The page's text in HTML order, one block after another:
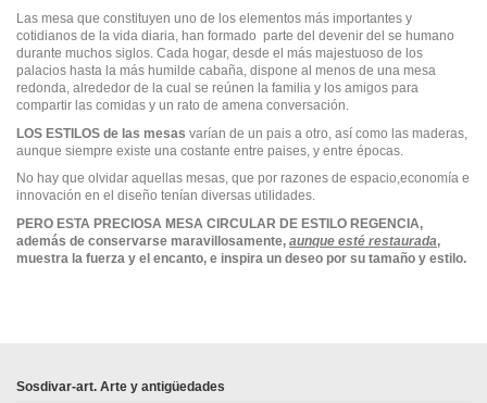
Las mesa que constituyen uno de los elementos más importantes y
cotidianos de la vida diaria, han formado parte del devenir del se humano
durante muchos siglos. Cada hogar, desde el más majestuoso de los
palacios hasta la más humilde cabaña, dispone al menos de una mesa
redonda, alrededor de la cual se reúnen la familia y los amigos para
compartir las comidas y un rato de amena conversación.
LOS ESTILOS de las mesas varían de un pais a otro, así como las maderas,
aunque siempre existe una costante entre paises, y entre épocas.
No hay que olvidar aquellas mesas, que por razones de espacio,economía e
innovación en el diseño tenían diversas utilidades.
PERO ESTA PRECIOSA MESA CIRCULAR DE ESTILO REGENCIA,
además de conservarse maravillosamente, aunque esté restaurada,
muestra la fuerza y el encanto, e inspira un deseo por su tamaño y estilo.
Sosdivar-art. Arte y antigüedades